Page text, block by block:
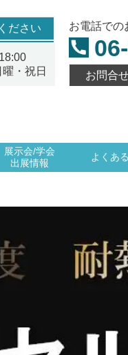
ださい
18:00
・祝日
お電話での
お問合
展示会/学会
出展情報
よくあ